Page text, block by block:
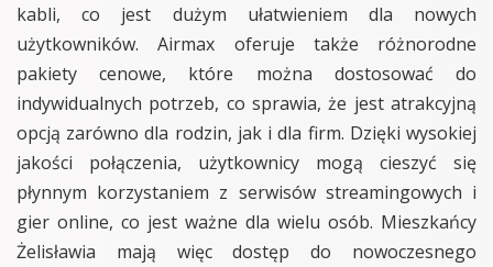
kabli, co jest dużym ułatwieniem dla nowych
użytkowników. Airmax oferuje także różnorodne
pakiety cenowe, które można dostosować do
indywidualnych potrzeb, co sprawia, że jest atrakcyjną
opcją zarówno dla rodzin, jak i dla firm. Dzięki wysokiej
jakości połączenia, użytkownicy mogą cieszyć się
płynnym korzystaniem z serwisów streamingowych i
gier online, co jest ważne dla wielu osób. Mieszkańcy
Żelisławia mają więc dostęp do nowoczesnego